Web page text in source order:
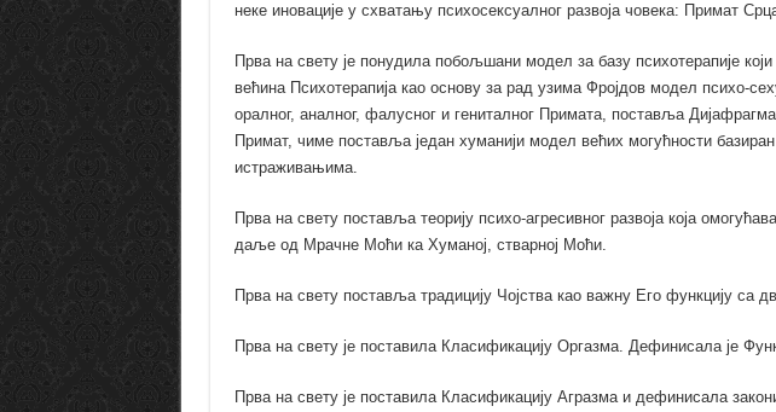
неке иновације у схватању психосексуалног развоја човека: Примат
Прва на свету је понудила побољшани модел за базу психотерапије
већина Психотерапија као основу за рад узима Фројдов модел психо-
оралног, аналног, фалусног и гениталног Примата, поставља
Примат, чиме поставља један хуманији модел већих могућности
истраживањима.
Прва на свету поставља теорију психо-агресивног развоја која
даље од Мрачне Моћи ка Хуманој, стварној Моћи.
Прва на свету поставља традицију Чојства као важну Его функцију са
Прва на свету је поставила Класификацију Оргазма. Дефинисала је
Прва на свету је поставила Класификацију Агразма и дефинисала